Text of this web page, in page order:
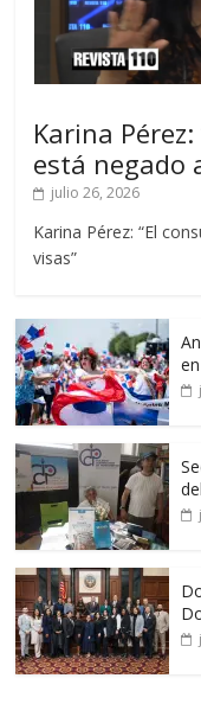
Karina Pérez:
está negado
julio 26, 2026
Karina Pérez: “El
visas”